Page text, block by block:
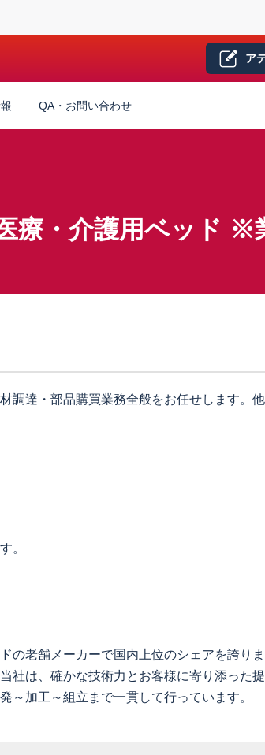
ア
QA・お問い合わせ
療・介護用ベッド
調達・部品購買業務全般をお任せします。
。
老舗メーカーで国内上位のシェアを誇り
社は、確かな技術力とお客様に寄り添った
～加工～組立まで一貫して行っています。